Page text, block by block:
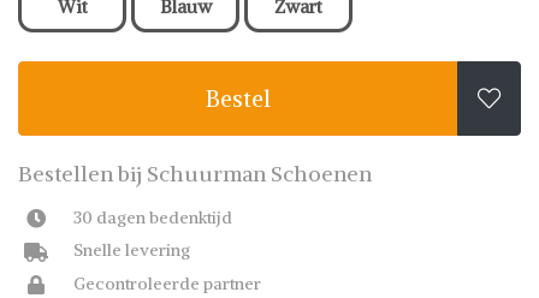
Wit Blauw Zwart
Bestel 
Bestellen bij Schuurman Schoenen
30 dagen bedenktijd
Snelle levering
Gecontroleerde partner